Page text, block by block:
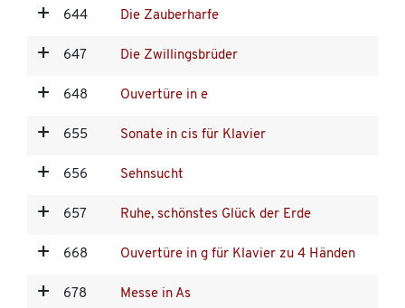
644 Die Zauberharfe
647 Die Zwillingsbrüder
648 Ouvertüre in e
655 Sonate in cis für Klavier
656 Sehnsucht
657 Ruhe, schönstes Glück der Erde
668 Ouvertüre in g für Klavier zu 4 Händen
678 Messe in As